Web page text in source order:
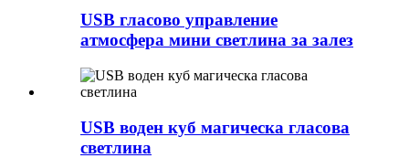
USB гласово управление
атмосфера мини светлина за залез
USB воден куб магическа гласова
светлина